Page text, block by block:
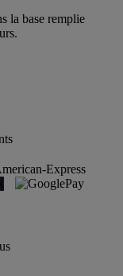
la base remplie